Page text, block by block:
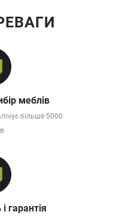
меблів
більше 5000
гарантія